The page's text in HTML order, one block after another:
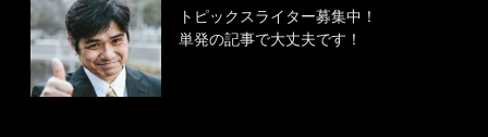
トピックスライター募集中！
単発の記事で大丈夫です！